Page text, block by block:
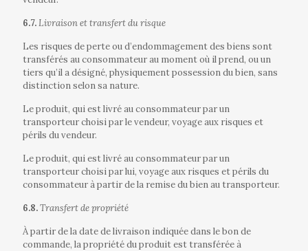
6.7.Livraison et transfert du risque
Les risques de perte ou d’endommagement des biens sont
transférés au consommateur au moment où il prend, ou un
tiers qu’il a désigné, physiquement possession du bien, sans
distinction selon sa nature.
Le produit, qui est livré au consommateur par un
transporteur choisi par le vendeur, voyage aux risques et
périls du vendeur.
Le produit, qui est livré au consommateur par un
transporteur choisi par lui, voyage aux risques et périls du
consommateur à partir de la remise du bien au transporteur.
6.8.Transfert de propriété
À partir de la date de livraison indiquée dans le bon de
commande, la propriété du produit est transférée à